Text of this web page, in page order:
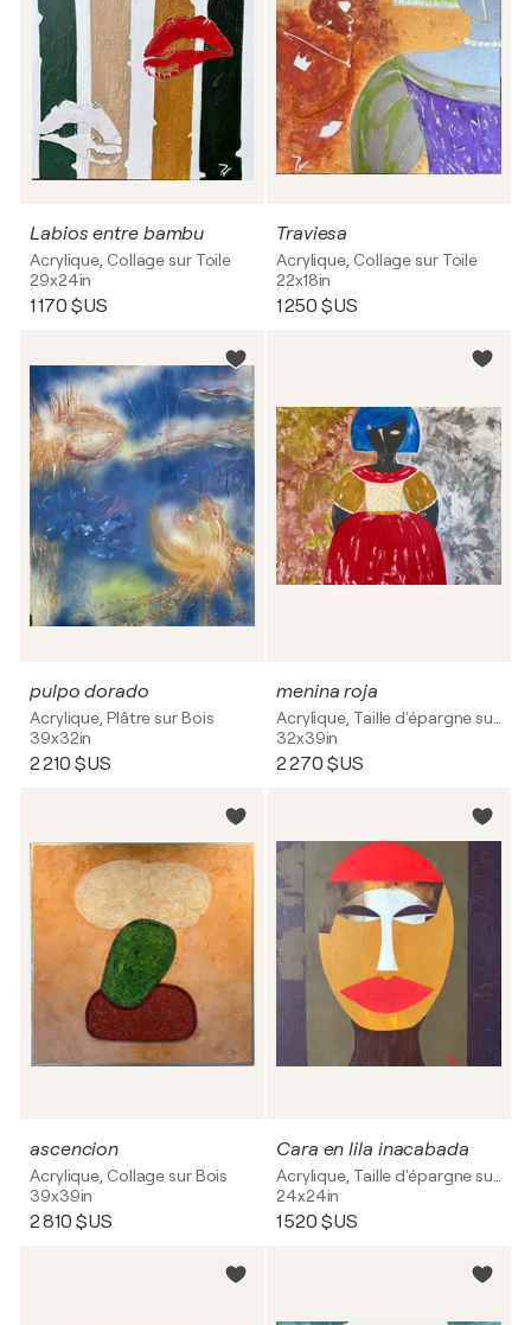
Labios entre bambu
Acrylique, Collage sur Toile
29x24in
1 170 $US
Traviesa
Acrylique, Collage sur Toile
22x18in
1 250 $US
pulpo dorado
Acrylique, Plâtre sur Bois
39x32in
2 210 $US
menina roja
32x39in
2 270 $US
ascencion
Acrylique, Collage sur Bois
39x39in
2 810 $US
Cara en lila inacabada
24x24in
1 520 $US